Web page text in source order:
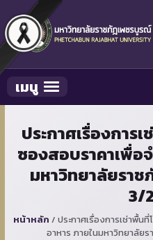
Toggle navigation
เมนู
ประกาศเรื่องการ
ซองสอบราคาเพื่อ
มหาวิทยาลัยรา
3/
หน้าหลัก / ประกาศเรื่องการเช่าพื้น
อาหาร ภายในมหาวิทยาลัย